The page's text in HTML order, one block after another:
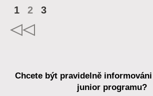
1 2 3
Chcete být pravidelně
junior programu?